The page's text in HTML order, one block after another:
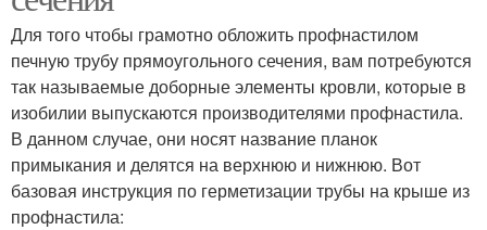
Для того чтобы грамотно обложить профнастилом
печную трубу прямоугольного сечения, вам потребуются
так называемые доборные элементы кровли, которые в
изобилии выпускаются производителями профнастила.
В данном случае, они носят название планок
примыкания и делятся на верхнюю и нижнюю. Вот
базовая инструкция по герметизации трубы на крыше из
профнастила: